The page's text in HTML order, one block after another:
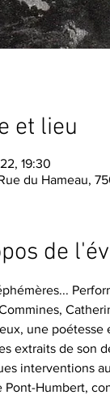
et lieu
19:30
du Hameau,
de
une
extraits de son
interventions
Pont-Humbert,